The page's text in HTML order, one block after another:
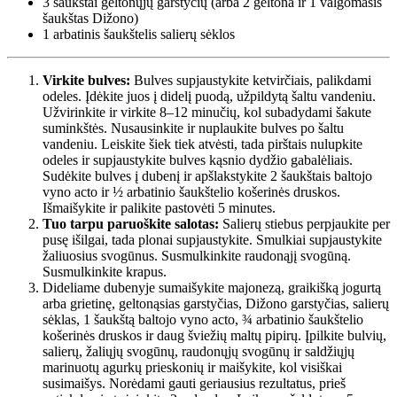
šaukštas Dižono)
1 arbatinis šaukštelis salierų sėklos
Virkite bulves: Bulves supjaustykite ketvirčiais, palikdami
odeles. Įdėkite juos į didelį puodą, užpildytą šaltu vandeniu.
Užvirinkite ir virkite 8–12 minučių, kol subadydami šakute
suminkštės. Nusausinkite ir nuplaukite bulves po šaltu
vandeniu. Leiskite šiek tiek atvėsti, tada pirštais nulupkite
odeles ir supjaustykite bulves kąsnio dydžio gabalėliais.
Sudėkite bulves į dubenį ir apšlakstykite 2 šaukštais baltojo
vyno acto ir ½ arbatinio šaukštelio košerinės druskos.
Išmaišykite ir palikite pastovėti 5 minutes.
Tuo tarpu paruoškite salotas: Salierų stiebus perpjaukite per
pusę išilgai, tada plonai supjaustykite. Smulkiai supjaustykite
žaliuosius svogūnus. Susmulkinkite raudonąjį svogūną.
Susmulkinkite krapus.
Dideliame dubenyje sumaišykite majonezą, graikišką jogurtą
arba grietinę, geltonąsias garstyčias, Dižono garstyčias, salierų
sėklas, 1 šaukštą baltojo vyno acto, ¾ arbatinio šaukštelio
košerinės druskos ir daug šviežių maltų pipirų. Įpilkite bulvių,
salierų, žaliųjų svogūnų, raudonųjų svogūnų ir saldžiųjų
marinuotų agurkų prieskonių ir maišykite, kol visiškai
susimaišys. Norėdami gauti geriausius rezultatus, prieš